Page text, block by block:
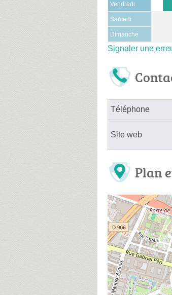
Vendredi
Samedi
Dimanche
Signaler une
Téléphone
Site web
Plan